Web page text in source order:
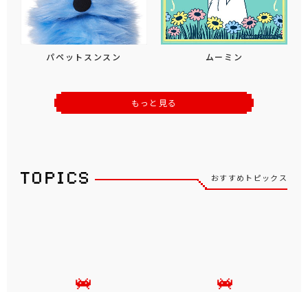
パペットスンスン ムーミン
もっと見る
おすすめトピックス